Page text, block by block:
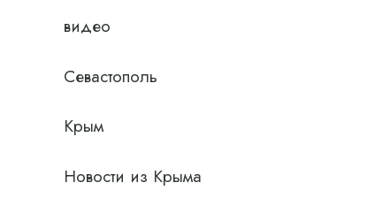
видео
Севастополь
Крым
Новости из Крыма